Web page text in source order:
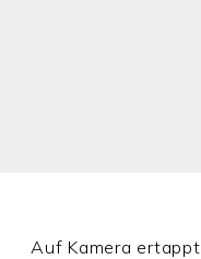
Auf Kamera ertappt